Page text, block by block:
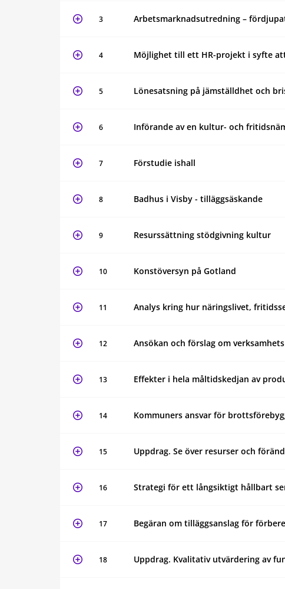
3 Arbetsmarknadsutredning –
4 Möjlighet till ett HR-projekt i syfte
5 Lönesatsning på jämställdhet och
6 Införande av en kultur- och
7 Förstudie ishall
8 Badhus i Visby - tilläggsäskande
9 Resurssättning stödgivning kultur
10 Konstöversyn på Gotland
11 Analys kring hur näringslivet,
12 Ansökan och förslag om
13 Effekter i hela måltidskedjan av
14 Kommuners ansvar för
15 Uppdrag. Se över resurser och
16 Strategi för ett långsiktigt hållbart
17 Begäran om tilläggsanslag för
18 Uppdrag. Kvalitativ utvärdering av